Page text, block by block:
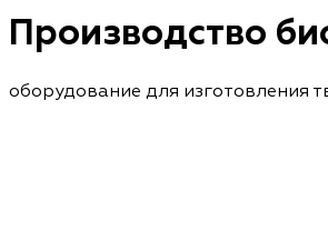
Производство
оборудование для изготовления